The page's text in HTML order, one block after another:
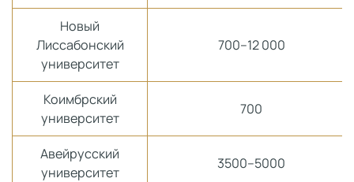
Новый
Лиссабонский
университет
700–12 000
Коимбрский
университет
700
Авейрусский
университет
3500–5000